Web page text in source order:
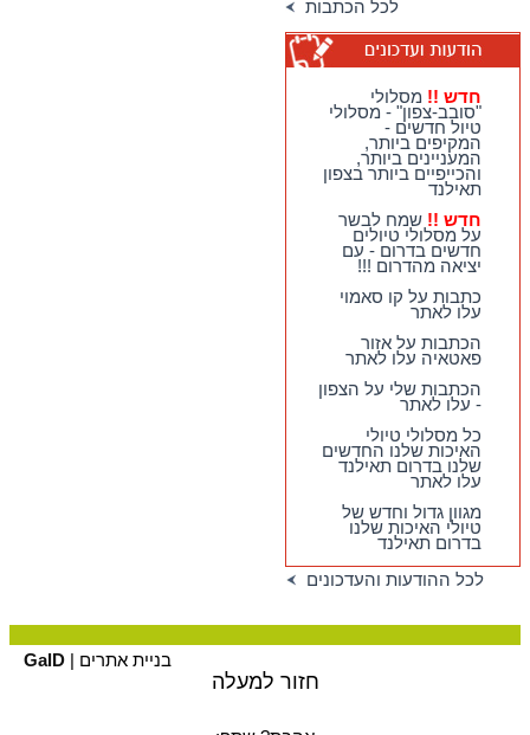
טיולי האיכות שלנו
טיולי יום מהואה הין -
מבחר גדול של
מסלולים כייפיים
וחווייתיים לנופשים
בהואה הין !!
חדש !!מסלולי
"סובב-צפון" - מסלולי
טיול חדשים - המקיפים
ביותר, המעניינים
ביותר, והכייפיים ביותר
בצפון תאילנד
חדש !! שמח לבשר על
מסלולי טיולים חדשים
בדרום - עם יציאה
מהדרום !!!
לכל הכתבות
חדש !! מסלולי
"סובב-צפון" - מסלולי
טיול חדשים -
המקיפים ביותר,
המעניינים ביותר,
והכייפיים ביותר בצפון
תאילנד
חדש !! שמח לבשר
על מסלולי טיולים
חדשים בדרום - עם
יציאה מהדרום !!!
כתבות על קו סאמוי
עלו לאתר
הכתבות על אזור
פאטאיה עלו לאתר
הכתבות שלי על הצפון
- עלו לאתר
כל מסלולי טיולי
האיכות שלנו החדשים
שלנו בדרום תאילנד
עלו לאתר
מגוון גדול וחדש של
טיולי האיכות שלנו
בדרום תאילנד
לכל ההודעות והעדכונים
בניית אתרים | GalD
חזור למעלה